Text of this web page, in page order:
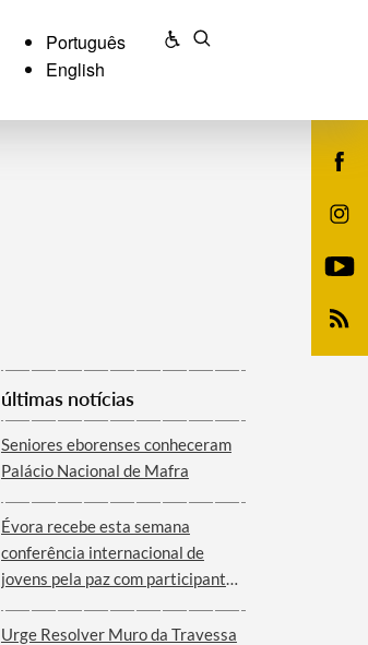
Português
English
últimas notícias
Seniores eborenses conheceram
Palácio Nacional de Mafra
Évora recebe esta semana
conferência internacional de
jovens pela paz com participantes
Urge Resolver Muro da Travessa